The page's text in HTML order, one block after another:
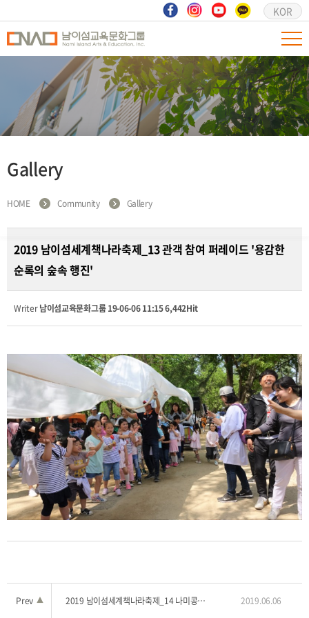
KOR
Gallery
HOME Community Gallery
2019 남이섬세계책나라축제_13 관객 참여 퍼레이드 '용감한
순록의 숲속 행진'
Writer남이섬교육문화그룹 19-06-06 11:156,442Hit
Prev ▲ 2019 남이섬세계책나라축제_14 나미콩쿠르시상식 1 2019.06.06